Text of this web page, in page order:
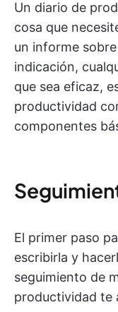
Un diario de
cosa que
un informe
indicación,
que sea eficaz,
productividad
componentes
El primer paso
escribirla y
seguimiento de
productividad te